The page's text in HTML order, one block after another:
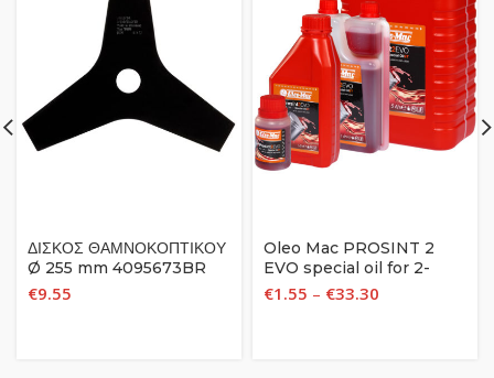
ΔΙΣΚΟΣ ΘΑΜΝΟΚΟΠΤΙΚΟΥ
Ø 255 mm 4095673BR
€9.55
Oleo Mac PROSINT 2
EVO special oil for 2-
stroke engines
€1.55 – €33.30